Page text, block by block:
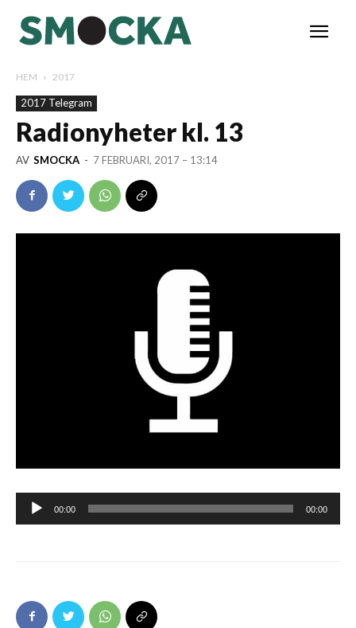
HEM 2017
2017 Telegram
Radionyheter kl. 13
AV SMOCKA - 7 FEBRUARI, 2017 – 13:14
Ljudspelare
00:00 00:00